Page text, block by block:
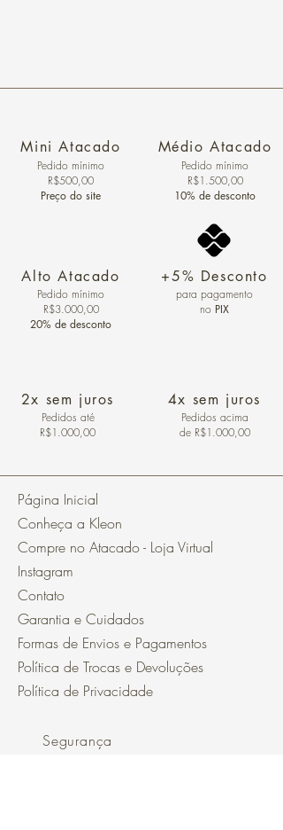
Mini Atacado
Pedido ​mínimo
R$500,00
Preço do site
Alto Atacado
Pedido mínimo
R$3.000,00
20% de desconto
2x sem juros
Pedidos até
R$1.000,00
Médio Atacado
Pedido mínimo
R$1.500,00
10% de desconto
+5% Desconto
para pagamento
no PIX
4x sem juros
Pedidos acima
de R$1.000,00
Página Inicial
Conheça a Kleon
Compre no Atacado - Loja Virtual
Instagram
Contato
Garantia e Cuidados
Formas de Envios e Pagamentos
Política de Trocas e Devoluções
Política de Privacidade
Segurança